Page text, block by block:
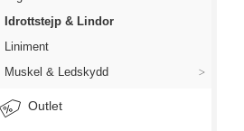
Idrottstejp & Lindor
Liniment
Muskel & Ledskydd
Outlet